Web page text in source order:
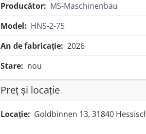
Producător: MS-Maschinenbau
Model: HNS-2-75
An de fabricație: 2026
Stare: nou
Preț și locație
Locație: Goldbinnen 13, 31840